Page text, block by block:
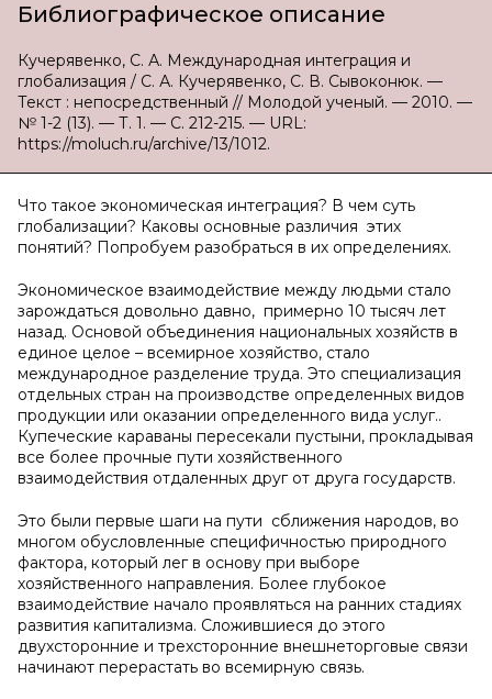
Библиографическое описание
Кучерявенко, С. А. Международная интеграция и
глобализация / С. А. Кучерявенко, С. В. Сывоконюк. —
Текст : непосредственный // Молодой ученый. — 2010. —
№ 1-2 (13). — Т. 1. — С. 212-215. — URL:
https://moluch.ru/archive/13/1012.
Что такое экономическая интеграция? В чем суть
глобализации? Каковы основные различия этих
понятий? Попробуем разобраться в их определениях.
Экономическое взаимодействие между людьми стало
зарождаться довольно давно, примерно 10 тысяч лет
назад. Основой объединения национальных хозяйств в
единое целое – всемирное хозяйство, стало
международное разделение труда. Это специализация
отдельных стран на производстве определенных видов
продукции или оказании определенного вида услуг..
Купеческие караваны пересекали пустыни, прокладывая
все более прочные пути хозяйственного
взаимодействия отдаленных друг от друга государств.
Это были первые шаги на пути сближения народов, во
многом обусловленные специфичностью природного
фактора, который лег в основу при выборе
хозяйственного направления. Более глубокое
взаимодействие начало проявляться на ранних стадиях
развития капитализма. Сложившиеся до этого
двухсторонние и трехсторонние внешнеторговые связи
начинают перерастать во всемирную связь.